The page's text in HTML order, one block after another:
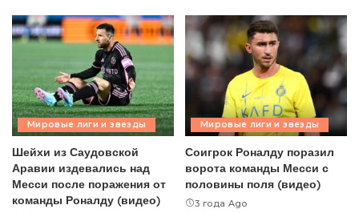
Мировые лиги и звезды
Шейхи из Саудовской
Аравии издевались над
Месси после поражения от
команды Роналду (видео)
Мировые лиги и звезды
Соигрок Роналду поразил
ворота команды Месси с
половины поля (видео)
3 года Ago